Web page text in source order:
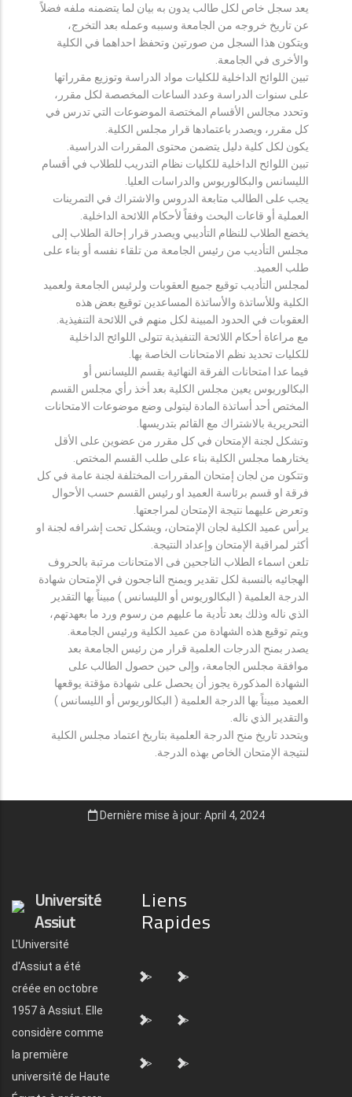
يعد سجل خاص لكل طالب يدون به بيان لما يتضمنه ملفه فضلاً
عن تاريخ خروجه من الجامعة وسببه وعمله بعد التخرج،
ويتكون هذا السجل من صورتين وتحفظ احداهما في الكلية
والأخرى في الجامعة.
تبين اللوائح الداخلية للكليات مواد الدراسة وتوزيع مقرراتها
على سنوات الدراسة وعدد الساعات المخصصة لكل مقرر،
وتحدد مجالس الأقسام المختصة الموضوعات التي تدرس في
كل مقرر، ويصدر باعتمادها قرار مجلس الكلية.
يكون لكل كلية دليل يتضمن محتوى المقررات الدراسية.
تبين اللوائح الداخلية للكليات نظام التدريب للطلاب في أقسام
الليسانس والبكالوريوس والدراسات العليا.
يجب على الطالب متابعة الدروس والاشتراك في التمرينات
العملية أو قاعات البحث وفقاً لأحكام اللائحة الداخلية.
يخضع الطلاب للنظام التأديبي ويصدر قرار إحالة الطلاب إلى
مجلس التأديب من رئيس الجامعة من تلقاء نفسه أو بناء على
طلب العميد.
لمجلس التأديب توقيع جميع العقوبات ولرئيس الجامعة ولعميد
الكلية وللأساتذة والأساتذة المساعدين توقيع بعض هذه
العقوبات في الحدود المبينة لكل منهم في اللائحة التنفيذية.
مع مراعاة أحكام اللائحة التنفيذية تتولى اللوائح الداخلية
للكليات تحديد نظم الامتحانات الخاصة بها.
فيما عدا امتحانات الفرقة النهائية بقسم الليسانس أو
البكالوريوس يعين مجلس الكلية بعد أخذ رأي مجلس القسم
المختص أحد أساتذة المادة ليتولى وضع موضوعات الامتحانات
التحريرية بالاشتراك مع القائم بتدريسها.
وتشكل لجنة الإمتحان في كل مقرر من عضوين على الأقل
يختارهما مجلس الكلية بناء على طلب القسم المختص.
وتتكون من لجان إمتحان المقررات المختلفة لجنة عامة في كل
فرقة او قسم برئاسة العميد او رئيس القسم حسب الأحوال
وتعرض عليهما نتيجة الإمتحان لمراجعتها.
يرأس عميد الكلية لجان الإمتحان، ويشكل تحت إشرافه لجنة او
أكثر لمراقبة الإمتحان وإعداد النتيجة.
تلعن اسماء الطلاب الناجحين فى الامتحانات مرتبة بالحروف
الهجائيه بالنسبة لكل تقدير ويمنح الناجحون في الإمتحان شهادة
الدرجة العلمية ( البكالوريوس أو الليسانس ) مبيناً بها التقدير
الذي ناله وذلك بعد تأدية ما عليهم من رسوم ورد ما بعهدتهم،
ويتم توقيع هذه الشهادة من عميد الكلية ورئيس الجامعة.
يصدر بمنح الدرجات العلمية قرار من رئيس الجامعة بعد
موافقة مجلس الجامعة، وإلى حين حصول الطالب على
الشهادة المذكورة يجوز أن يحصل على شهادة مؤقتة يوقعها
العميد مبيناً بها الدرجة العلمية ( البكالوريوس أو الليسانس )
والتقدير الذي ناله.
ويتحدد تاريخ منح الدرجة العلمية بتاريخ اعتماد مجلس الكلية
لنتيجة الإمتحان الخاص بهذه الدرجة.
Dernière mise à jour: April 4, 2024
Université
Assiut
L'Université
d'Assiut a été
créée en octobre
1957 à Assiut. Elle
considère comme
la première
université de Haute
Liens
Rapides
"> ">
"> ">
"> ">